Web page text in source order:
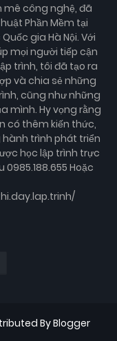
mê công nghệ, đã
Phần Mềm tại
gia Hà Nội. Với
mọi người tiếp cận
trình, tôi đã tạo ra
và chia sẻ những
cũng như những
mình. Hy vọng rằng
có thêm kiến thức,
trình phát triển
học lập trình trực
Hoặc
ByBlogger